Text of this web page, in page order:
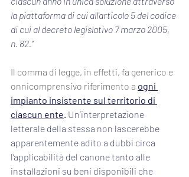
la piattaforma di cui all'articolo 5 del codice
di cui al decreto legislativo 7 marzo 2005,
n. 82.”
Il comma di legge, in effetti, fa generico e
onnicomprensivo riferimento a ogni
impianto insistente sul territorio di
ciascun ente. Un’interpretazione
letterale della stessa non lascerebbe
apparentemente adito a dubbi circa
l’applicabilità del canone tanto alle
installazioni su beni disponibili che